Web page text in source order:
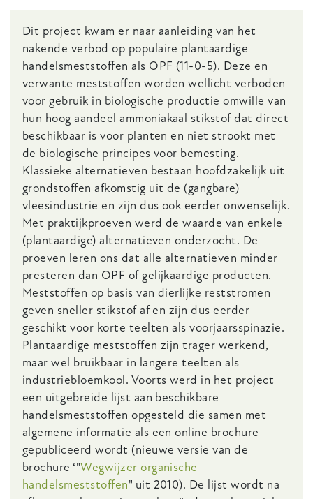
Body
Dit project kwam er naar aanleiding van het
nakende verbod op populaire plantaardige
handelsmeststoffen als OPF (11-0-5). Deze en
verwante meststoffen worden wellicht verboden
voor gebruik in biologische productie omwille van
hun hoog aandeel ammoniakaal stikstof dat direct
beschikbaar is voor planten en niet strookt met
de biologische principes voor bemesting.
Klassieke alternatieven bestaan hoofdzakelijk uit
grondstoffen afkomstig uit de (gangbare)
vleesindustrie en zijn dus ook eerder onwenselijk.
Met praktijkproeven werd de waarde van enkele
(plantaardige) alternatieven onderzocht. De
proeven leren ons dat alle alternatieven minder
presteren dan OPF of gelijkaardige producten.
Meststoffen op basis van dierlijke reststromen
geven sneller stikstof af en zijn dus eerder
geschikt voor korte teelten als voorjaarsspinazie.
Plantaardige meststoffen zijn trager werkend,
maar wel bruikbaar in langere teelten als
industriebloemkool. Voorts werd in het project
een uitgebreide lijst aan beschikbare
handelsmeststoffen opgesteld die samen met
algemene informatie als een online brochure
gepubliceerd wordt (nieuwe versie van de
brochure ‘"Wegwijzer organische
handelsmeststoffen" uit 2010). De lijst wordt na